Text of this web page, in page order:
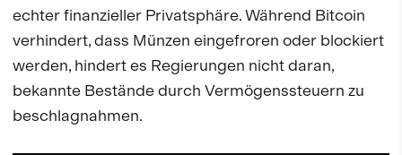
echter finanzieller Privatsphäre. Während Bitcoin
verhindert, dass Münzen eingefroren oder blockiert
werden, hindert es Regierungen nicht daran,
bekannte Bestände durch Vermögenssteuern zu
beschlagnahmen.